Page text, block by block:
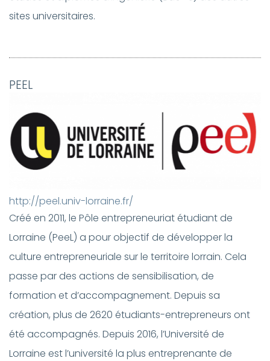
sites universitaires.
PEEL
http://peel.univ-lorraine.fr/
Créé en 2011, le Pôle entrepreneuriat étudiant de
Lorraine (PeeL) a pour objectif de développer la
culture entrepreneuriale sur le territoire lorrain. Cela
passe par des actions de sensibilisation, de
formation et d’accompagnement. Depuis sa
création, plus de 2620 étudiants-entrepreneurs ont
été accompagnés. Depuis 2016, l’Université de
Lorraine est l’université la plus entreprenante de